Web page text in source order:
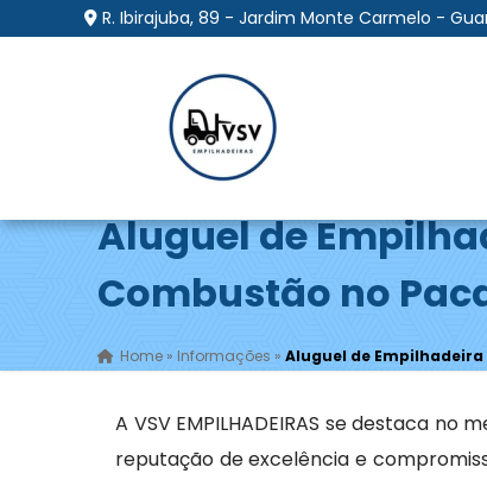
R. Ibirajuba, 89 - Jardim Monte Carmelo -
Aluguel de
Combustão no
Home »Informações »Aluguel de
A VSV EMPILHADEIRAS se destaca no
reputação de excelência e